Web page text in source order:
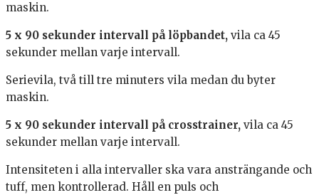
maskin.
5 x 90 sekunder intervall på löpbandet, vila ca 45
sekunder mellan varje intervall.
Serievila, två till tre minuters vila medan du byter
maskin.
5 x 90 sekunder intervall på crosstrainer, vila ca 45
sekunder mellan varje intervall.
Intensiteten i alla intervaller ska vara ansträngande och
tuff, men kontrollerad. Håll en puls och